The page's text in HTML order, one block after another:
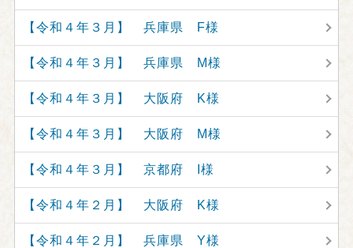
【令和４年３月】 兵庫県 F様
【令和４年３月】 兵庫県 M様
【令和４年３月】 大阪府 K様
【令和４年３月】 大阪府 M様
【令和４年３月】 京都府 I様
【令和４年２月】 大阪府 K様
【令和４年２月】 兵庫県 Y様